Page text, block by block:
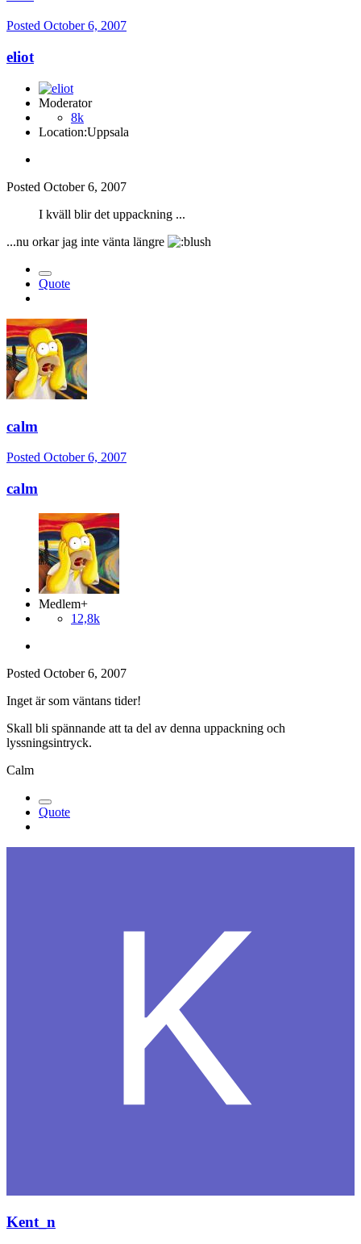
Posted October 6, 2007
eliot
Moderator
8k
Location:Uppsala
Posted October 6, 2007
I kväll blir det uppackning ...
...nu orkar jag inte vänta längre
Quote
calm
Posted October 6, 2007
calm
Medlem+
12,8k
Posted October 6, 2007
Inget är som väntans tider!
Skall bli spännande att ta del av denna uppackning och
lyssningsintryck.
Calm
Quote
Kent_n